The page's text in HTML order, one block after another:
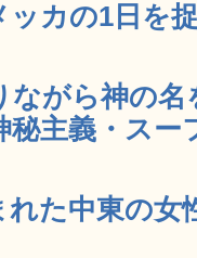
カの1日を
ながら神の
主義・スー
た中東の女